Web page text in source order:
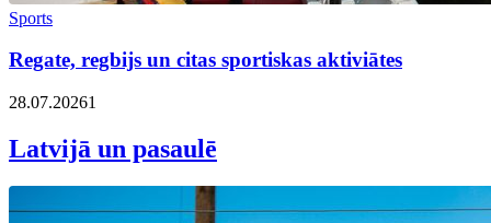
Sports
Regate, regbijs un citas sportiskas aktiviātes
28.07.20261
Latvijā un pasaulē